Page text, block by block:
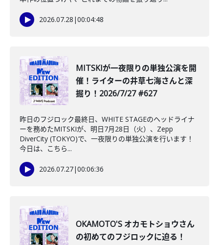
2026.07.28 |00:04:48
MITSKIが一夜限りの単独公演を開
催！ライターの井草七海さんと深
掘り！2026/7/27 #627
昨日のフジロック最終日、WHITE STAGEのヘッドライナ
ーを務めたMITSKIが、明日7月28日（火）、Zepp
DiverCity (TOKYO)で、一夜限りの単独公演を行います！
今日は、こちら...
2026.07.27|00:06:36
OKAMOTO'S オカモトショウさん
の初めてのフジロックに迫る！